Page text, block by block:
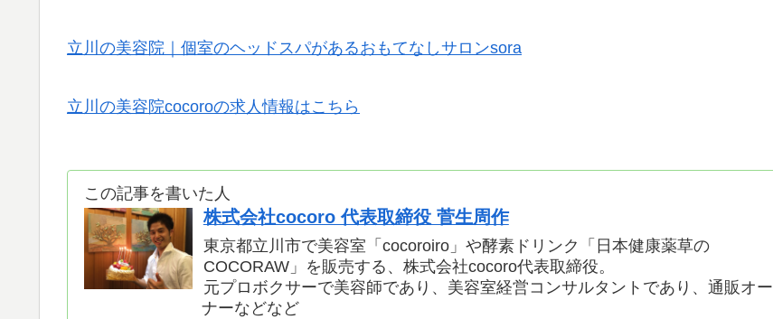
立川の美容院｜個室のヘッドスパがあるおもてなしサロンsora
立川の美容院cocoroの求人情報はこちら
この記事を書いた人
株式会社cocoro 代表取締役 菅生周作
東京都立川市で美容室「cocoroiro」や酵素ドリンク「日本健康薬草の
COCORAW」を販売する、株式会社cocoro代表取締役。
元プロボクサーで美容師であり、美容室経営コンサルタントであり、通販オー
ナーなどなど